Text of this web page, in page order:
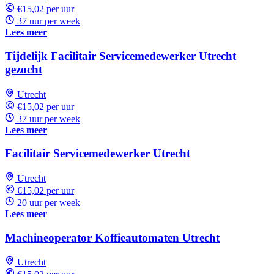
€15,02 per uur
37 uur per week
Lees meer
Tijdelijk Facilitair Servicemedewerker Utrecht
gezocht
Utrecht
€15,02 per uur
37 uur per week
Lees meer
Facilitair Servicemedewerker Utrecht
Utrecht
€15,02 per uur
20 uur per week
Lees meer
Machineoperator Koffieautomaten Utrecht
Utrecht